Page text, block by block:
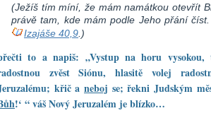
(Ježíš tím míní, že mám namátkou otevřít
právě tam, kde mám podle Jeho přání
Izajáše 40,9 .)
to a napiš: „Vystup na horu vysokou,
zvěst Siónu, hlasitě volej
křič a neboj se; řekni Judským
!‘ “ váš Nový Jeruzalém je blízko…